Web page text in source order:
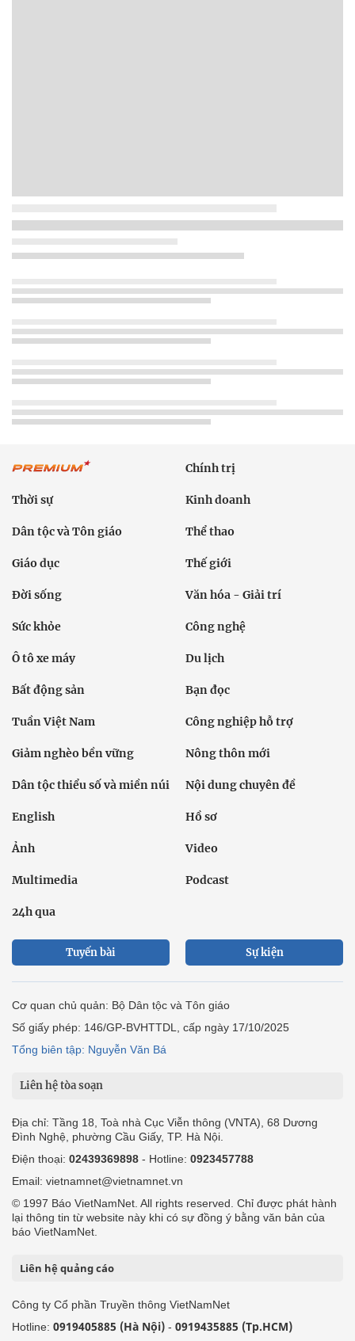
Chính trị
Thời sự Kinh doanh
Dân tộc và Tôn giáo Thể thao
Giáo dục Thế giới
Đời sống Văn hóa - Giải trí
Sức khỏe Công nghệ
Ô tô xe máy Du lịch
Bất động sản Bạn đọc
Tuần Việt Nam Công nghiệp hỗ trợ
Giảm nghèo bền vững Nông thôn mới
Dân tộc thiểu số và miền núi Nội dung chuyên đề
English Hồ sơ
Ảnh Video
Multimedia Podcast
24h qua
Tuyến bài Sự kiện
Cơ quan chủ quản: Bộ Dân tộc và Tôn giáo
Số giấy phép: 146/GP-BVHTTDL, cấp ngày 17/10/2025
Tổng biên tập: Nguyễn Văn Bá
Liên hệ tòa soạn
Địa chỉ: Tầng 18, Toà nhà Cục Viễn thông (VNTA), 68 Dương
Đình Nghệ, phường Cầu Giấy, TP. Hà Nội.
Điện thoại: 02439369898 - Hotline: 0923457788
Email: vietnamnet@vietnamnet.vn
© 1997 Báo VietNamNet. All rights reserved. Chỉ được phát hành
lại thông tin từ website này khi có sự đồng ý bằng văn bản của
báo VietNamNet.
Liên hệ quảng cáo
Công ty Cổ phần Truyền thông VietNamNet
Hotline: 0919405885 (Hà Nội) - 0919435885 (Tp.HCM)